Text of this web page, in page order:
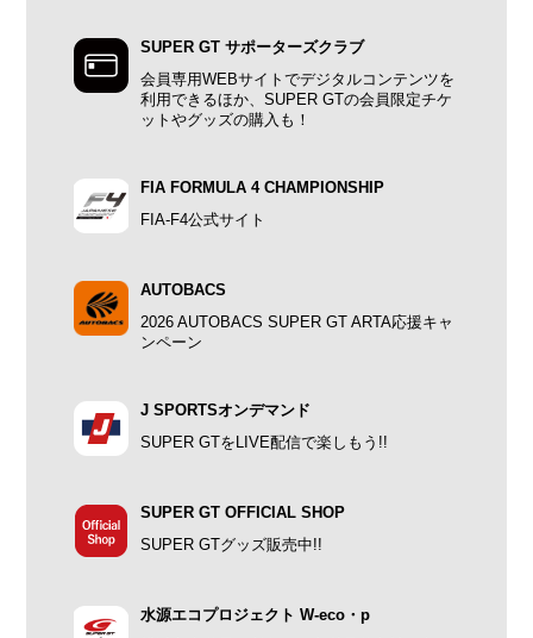
SUPER GT サポーターズクラブ
会員専用WEBサイトでデジタルコンテンツを
利用できるほか、SUPER GTの会員限定チケ
ットやグッズの購入も！
FIA FORMULA 4 CHAMPIONSHIP
FIA-F4公式サイト
AUTOBACS
2026 AUTOBACS SUPER GT ARTA応援キャ
ンペーン
J SPORTSオンデマンド
SUPER GTをLIVE配信で楽しもう!!
SUPER GT OFFICIAL SHOP
SUPER GTグッズ販売中!!
水源エコプロジェクト W-eco・p